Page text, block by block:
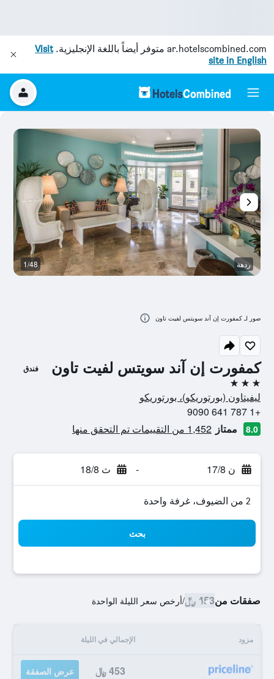
ar.hotelscombined.com متوفر أيضاً باللغة الإنجليزية.Visit
site in English
كمفورت إن آند سويتس لفيت تاون فندق
3 نجوم
ليفيتاون (بورتوريكو)، بورتوريكو
+1 787 641 9090
8.0 ممتاز 1,452 من التقييمات تم التحقق منها
ن 17/8 - ث 18/8
2 من الضيوف، غرفة واحدة
بحث
صفقات من453 ﷼ /أرخص سعر الليلة الواحدة
مزود الإجمالي في الليلة
453 ﷼ عرض الصفقة
ردهة 1/48
صور لـ كمفورت إن آند سويتس لفيت تاون